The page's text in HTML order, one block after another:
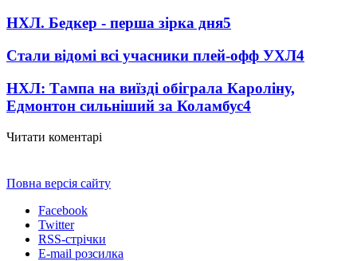
НХЛ. Бедкер - перша зірка дня5
Стали відомі всі учасники плей-офф УХЛ4
НХЛ: Тампа на виїзді обіграла Кароліну,
Едмонтон сильніший за Коламбус4
Читати коментарі
Повна версія сайту
Facebook
Twitter
RSS-стрічки
E-mail розсилка